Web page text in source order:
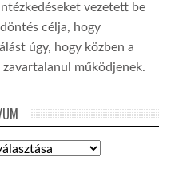
vezetett be
célja, hogy
úgy, hogy közben a
működjenek.